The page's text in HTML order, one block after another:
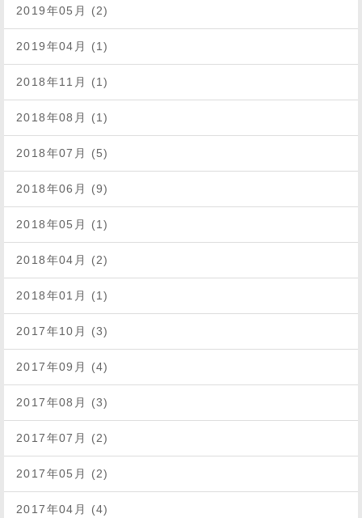
2019年05月 (2)
2019年04月 (1)
2018年11月 (1)
2018年08月 (1)
2018年07月 (5)
2018年06月 (9)
2018年05月 (1)
2018年04月 (2)
2018年01月 (1)
2017年10月 (3)
2017年09月 (4)
2017年08月 (3)
2017年07月 (2)
2017年05月 (2)
2017年04月 (4)